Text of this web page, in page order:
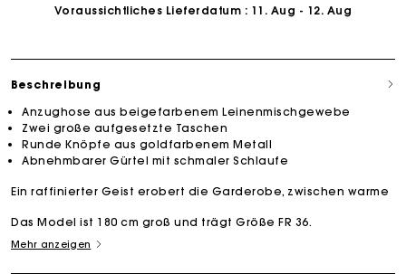
Voraussichtliches Lieferdatum : 11. Aug - 12. Aug
Beschreibung
Anzughose aus beigefarbenem Leinenmischgewebe
Zwei große aufgesetzte Taschen
Runde Knöpfe aus goldfarbenem Metall
Abnehmbarer Gürtel mit schmaler Schlaufe
Ein raffinierter Geist erobert die Garderobe, zwischen warme
Das Model ist 180 cm groß und trägt Größe FR 36.
Mehr anzeigen